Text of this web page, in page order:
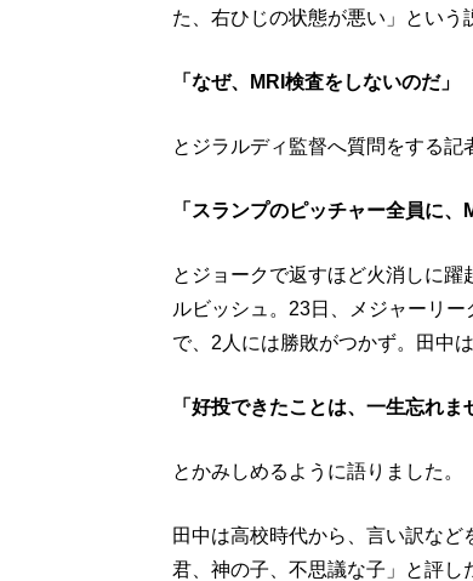
た、右ひじの状態が悪い」という
「なぜ、MRI検査をしないのだ」
とジラルディ監督へ質問をする記
「スランプのピッチャー全員に、
とジョークで返すほど火消しに
ルビッシュ。23日、メジャーリ
で、2人には勝敗がつかず。田中は
「好投できたことは、一生忘れま
とかみしめるように語りました。
田中は高校時代から、言い訳な
君、神の子、不思議な子」と評し